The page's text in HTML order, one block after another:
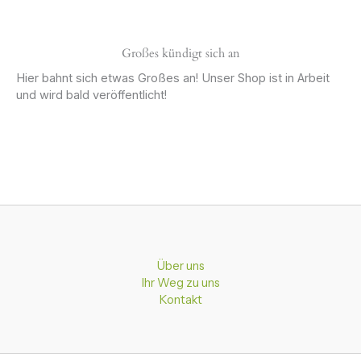
Großes kündigt sich an
Hier bahnt sich etwas Großes an! Unser Shop ist in Arbeit
und wird bald veröffentlicht!
Über uns
Ihr Weg zu uns
Kontakt